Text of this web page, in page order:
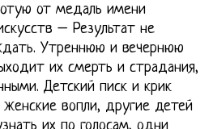
от медаль имени
– Результат не
Утреннюю и вечернюю
их смерть и страдания,
Детский писк и крик
вопли, другие детей